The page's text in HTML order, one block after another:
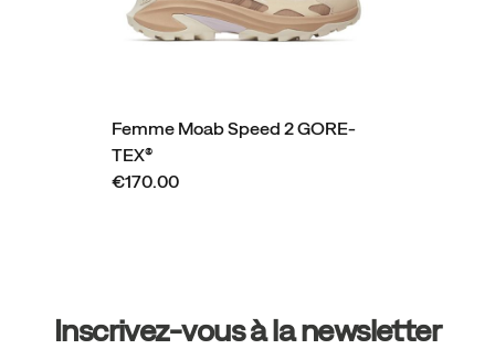
Femme Moab Speed 2 GORE-
TEX®
€170.00
Inscrivez-vous à la newsletter